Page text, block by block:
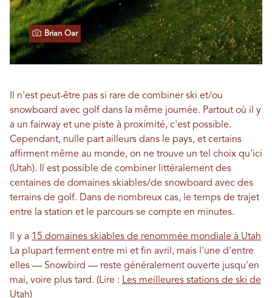
Brian Oar
Il n'est peut-être pas si rare de combiner ski et/ou
snowboard avec golf dans la même journée. Partout où il y
a un fairway et une piste à proximité, c'est possible.
Cependant, nulle part ailleurs dans le pays, et certains
affirment même au monde, on ne trouve un tel choix qu'ici
(Utah). Il est possible de combiner littéralement des
centaines de domaines skiables/de snowboard avec des
terrains de golf. Dans de nombreux cas, le temps de trajet
entre la station et le parcours se compte en minutes.
Il y a 15 domaines skiables de renommée mondiale à Utah
La plupart ferment entre mi et fin avril, mais l'une d'entre
elles — Snowbird — reste généralement ouverte jusqu'en
mai, voire plus tard. (Lire : Les meilleures stations de ski de
Utah)